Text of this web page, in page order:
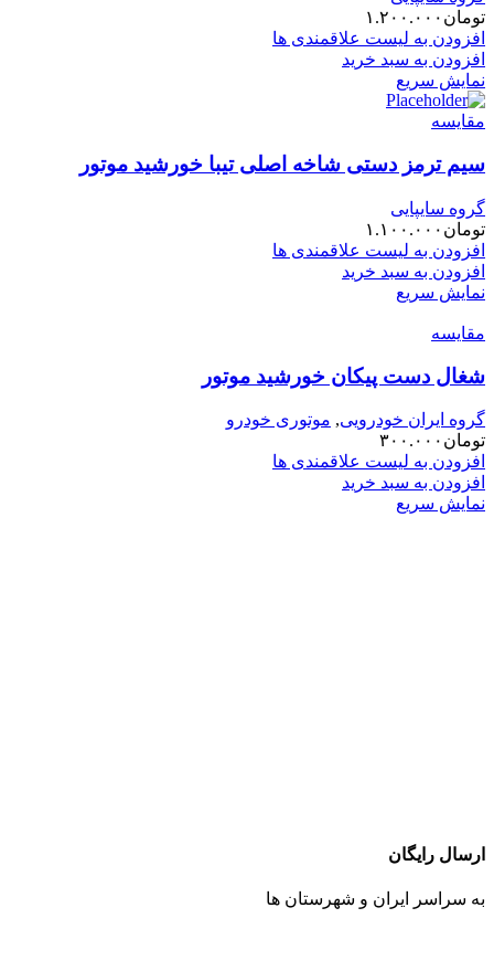
تومان ۱.۲۰۰.۰۰۰
افزودن به لیست علاقمندی ها
افزودن به سبد خرید
نمایش سریع
مقایسه
سیم ترمز دستی شاخه اصلی تیبا خورشید موتور
گروه سایپایی
تومان ۱.۱۰۰.۰۰۰
افزودن به لیست علاقمندی ها
افزودن به سبد خرید
نمایش سریع
مقایسه
شغال دست پیکان خورشید موتور
گروه ایران خودرویی, موتوری خودرو
تومان ۳۰۰.۰۰۰
افزودن به لیست علاقمندی ها
افزودن به سبد خرید
نمایش سریع
ارسال رایگان
به سراسر ایران و شهرستان ها